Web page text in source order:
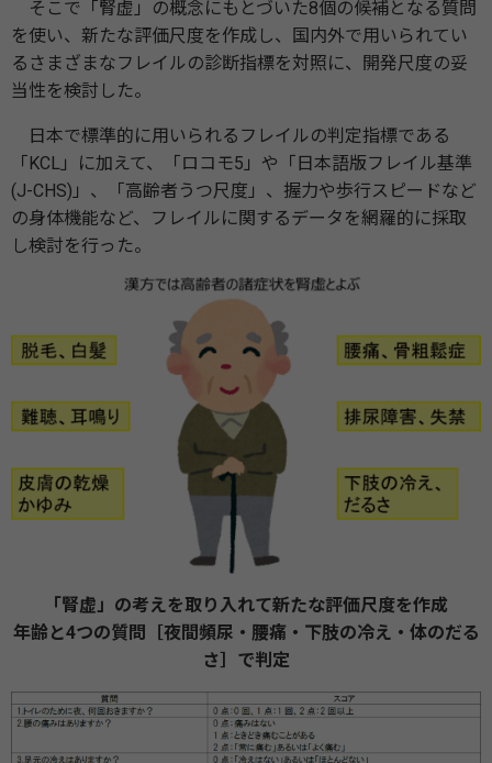
そこで「腎虚」の概念にもとづいた8個の候補となる質問
を使い、新たな評価尺度を作成し、国内外で用いられてい
るさまざまなフレイルの診断指標を対照に、開発尺度の妥
当性を検討した。
日本で標準的に用いられるフレイルの判定指標である
「KCL」に加えて、「ロコモ5」や「日本語版フレイル基準
(J-CHS)」、「高齢者うつ尺度」、握力や歩行スピードなど
の身体機能など、フレイルに関するデータを網羅的に採取
し検討を行った。
「腎虚」の考えを取り入れて新たな評価尺度を作成
年齢と4つの質問［夜間頻尿・腰痛・下肢の冷え・体のだる
さ］で判定